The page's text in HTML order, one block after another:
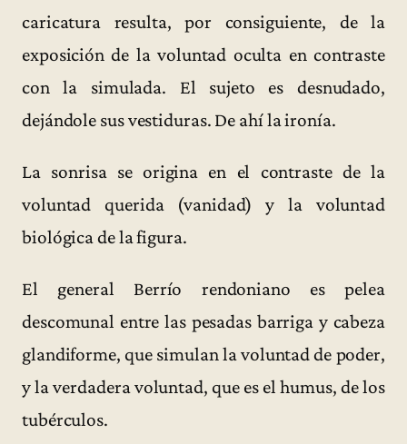
caricatura resulta, por consiguiente, de la
exposición de la voluntad oculta en contraste
con la simulada. El sujeto es desnudado,
dejándole sus vestiduras. De ahí la ironía.
La sonrisa se origina en el contraste de la
voluntad querida (vanidad) y la voluntad
biológica de la figura.
El general Berrío rendoniano es pelea
descomunal entre las pesadas barriga y cabeza
glandiforme, que simulan la voluntad de poder,
y la verdadera voluntad, que es el humus, de los
tubérculos.